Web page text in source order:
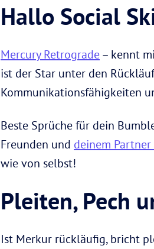
Hallo Social
Mercury Retrograde – kennt
ist der Star unter den
Kommunikationsfähigkeiten
Beste Sprüche für dein
Freunden und deinem
wie von selbst!
Pleiten, Pech
Ist Merkur rückläufig, bricht